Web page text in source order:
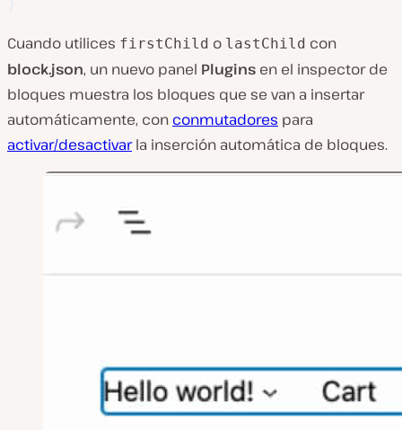
Cuando utilices firstChild o lastChild con
block.json, un nuevo panel Plugins en el inspector de
bloques muestra los bloques que se van a insertar
automáticamente, con conmutadores para
activar/desactivarla inserción automática de bloques.